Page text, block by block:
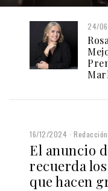
24/
16/12/2024 Redacción
El anuncio
recuerda
que hacen